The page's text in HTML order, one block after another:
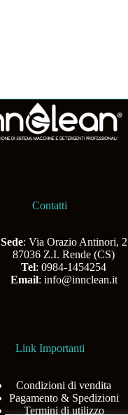
Contatti
Sede: Via Orazio Antinori, 2
87036 Z.I. Rende (CS)
Tel: 0984-1454254
Email: info@innclean.it
Link Importanti
Condizioni di vendita
Pagamento & Spedizioni
Termini di utilizzo